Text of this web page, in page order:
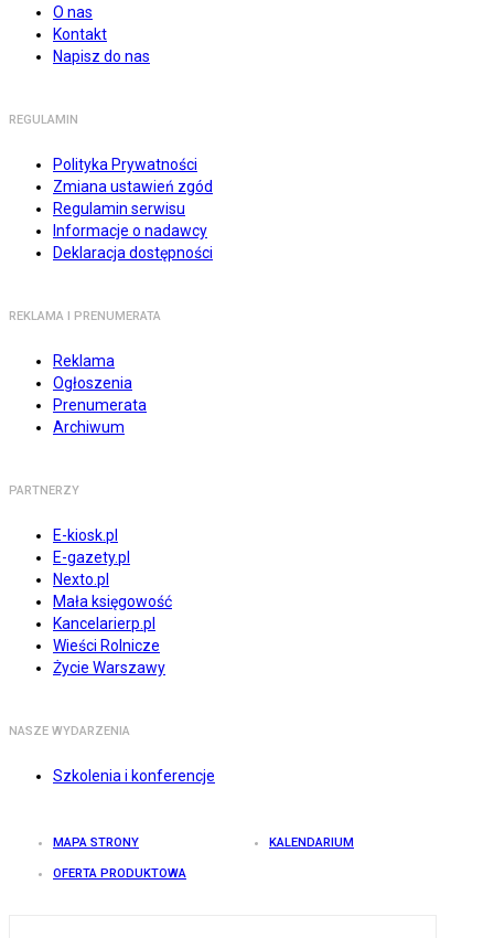
O nas
Kontakt
Napisz do nas
REGULAMIN
Polityka Prywatności
Zmiana ustawień zgód
Regulamin serwisu
Informacje o nadawcy
Deklaracja dostępności
REKLAMA I PRENUMERATA
Reklama
Ogłoszenia
Prenumerata
Archiwum
PARTNERZY
E-kiosk.pl
E-gazety.pl
Nexto.pl
Mała księgowość
Kancelarierp.pl
Wieści Rolnicze
Życie Warszawy
NASZE WYDARZENIA
Szkolenia i konferencje
MAPA STRONY KALENDARIUM
OFERTA PRODUKTOWA